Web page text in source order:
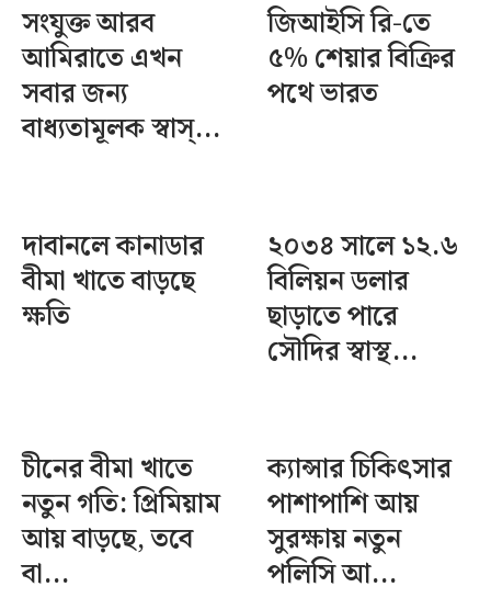
সংযুক্ত আরব
আমিরাতে এখন
সবার জন্য
বাধ্যতামূলক স্বাস্...
জিআইসি রি-তে
৫% শেয়ার বিক্রির
পথে ভারত
দাবানলে কানাডার
বীমা খাতে বাড়ছে
ক্ষতি
২০৩৪ সালে ১২.৬
বিলিয়ন ডলার
ছাড়াতে পারে
সৌদির স্বাস্থ...
চীনের বীমা খাতে
নতুন গতি: প্রিমিয়াম
আয় বাড়ছে, তবে
বা...
ক্যান্সার চিকিৎসার
পাশাপাশি আয়
সুরক্ষায় নতুন
পলিসি আ...